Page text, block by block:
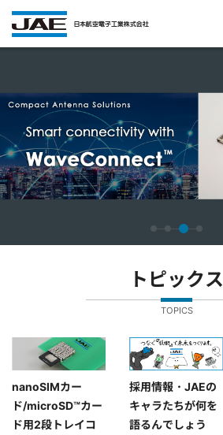
トピックス
TOPICS
nanoSIMカー
ド/microSD™カー
ド用2段トレイコ
採用情報・JAEの
キャラたちが何を
語るんでしょう